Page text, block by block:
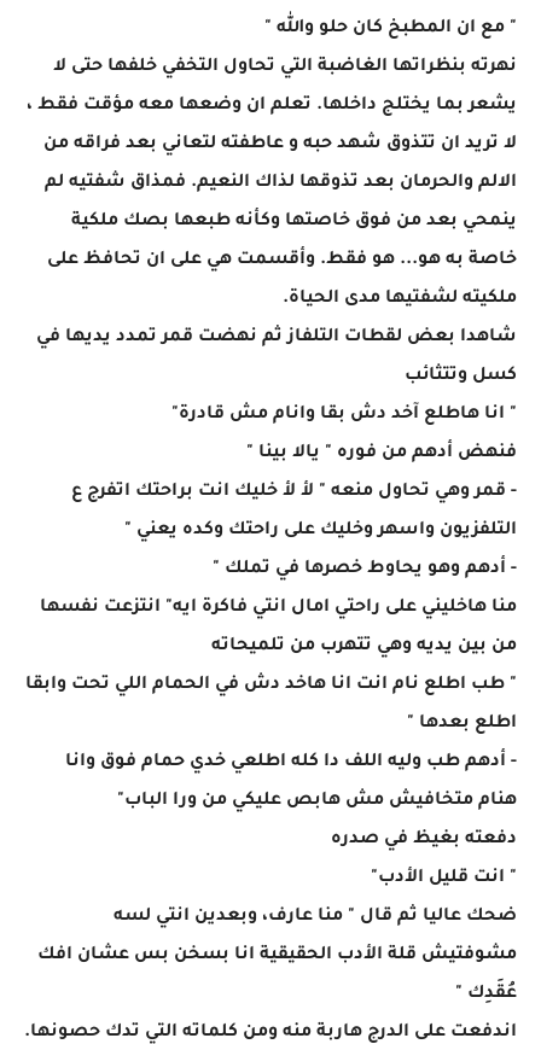
" مع ان المطبخ كان حلو والله "
نهرته بنظراتها الغاضبة التي تحاول التخفي خلفها حتى لا
يشعر بما يختلج داخلها. تعلم ان وضعها معه مؤقت فقط ،
لا تريد ان تتذوق شهد حبه و عاطفته لتعاني بعد فراقه من
الالم والحرمان بعد تذوقها لذاك النعيم. فمذاق شفتيه لم
ينمحي بعد من فوق خاصتها وكأنه طبعها بصك ملكية
خاصة به هو... هو فقط. وأقسمت هي على ان تحافظ على
ملكيته لشفتيها مدى الحياة.
شاهدا بعض لقطات التلفاز ثم نهضت قمر تمدد يديها في
كسل وتتثائب
" انا هاطلع آخد دش بقا وانام مش قادرة"
فنهض أدهم من فوره " يالا بينا "
- قمر وهي تحاول منعه " لأ لأ خليك انت براحتك اتفرج ع
التلفزيون واسهر وخليك على راحتك وكده يعني "
- أدهم وهو يحاوط خصرها في تملك "
منا هاخليني على راحتي امال انتي فاكرة ايه" انتزعت نفسها
من بين يديه وهي تتهرب من تلميحاته
" طب اطلع نام انت انا هاخد دش في الحمام اللي تحت وابقا
اطلع بعدها "
- أدهم طب وليه اللف دا كله اطلعي خدي حمام فوق وانا
هنام متخافيش مش هابص عليكي من ورا الباب"
دفعته بغيظ في صدره
" انت قليل الأدب"
ضحك عاليا ثم قال " منا عارف، وبعدين انتي لسه
مشوفتيش قلة الأدب الحقيقية انا بسخن بس عشان افك
عُقَدِك "
اندفعت على الدرج هاربة منه ومن كلماته التي تدك حصونها.